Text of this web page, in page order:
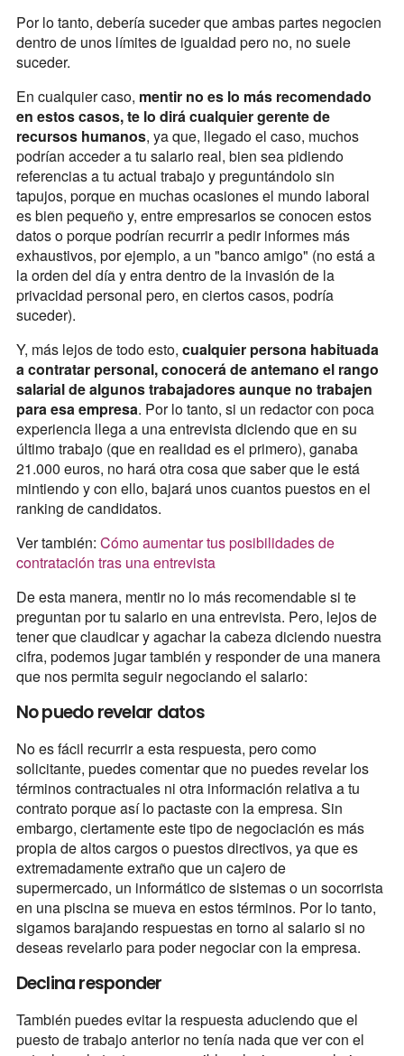
Por lo tanto, debería suceder que ambas partes negocien
dentro de unos límites de igualdad pero no, no suele
suceder.
En cualquier caso, mentir no es lo más recomendado
en estos casos, te lo dirá cualquier gerente de
recursos humanos, ya que, llegado el caso, muchos
podrían acceder a tu salario real, bien sea pidiendo
referencias a tu actual trabajo y preguntándolo sin
tapujos, porque en muchas ocasiones el mundo laboral
es bien pequeño y, entre empresarios se conocen estos
datos o porque podrían recurrir a pedir informes más
exhaustivos, por ejemplo, a un "banco amigo" (no está a
la orden del día y entra dentro de la invasión de la
privacidad personal pero, en ciertos casos, podría
suceder).
Y, más lejos de todo esto, cualquier persona habituada
a contratar personal, conocerá de antemano el rango
salarial de algunos trabajadores aunque no trabajen
para esa empresa. Por lo tanto, si un redactor con poca
experiencia llega a una entrevista diciendo que en su
último trabajo (que en realidad es el primero), ganaba
21.000 euros, no hará otra cosa que saber que le está
mintiendo y con ello, bajará unos cuantos puestos en el
ranking de candidatos.
Ver también: Cómo aumentar tus posibilidades de
contratación tras una entrevista
De esta manera, mentir no lo más recomendable si te
preguntan por tu salario en una entrevista. Pero, lejos de
tener que claudicar y agachar la cabeza diciendo nuestra
cifra, podemos jugar también y responder de una manera
que nos permita seguir negociando el salario:
No puedo revelar datos
No es fácil recurrir a esta respuesta, pero como
solicitante, puedes comentar que no puedes revelar los
términos contractuales ni otra información relativa a tu
contrato porque así lo pactaste con la empresa. Sin
embargo, ciertamente este tipo de negociación es más
propia de altos cargos o puestos directivos, ya que es
extremadamente extraño que un cajero de
supermercado, un informático de sistemas o un socorrista
en una piscina se mueva en estos términos. Por lo tanto,
sigamos barajando respuestas en torno al salario si no
deseas revelarlo para poder negociar con la empresa.
Declina responder
También puedes evitar la respuesta aduciendo que el
puesto de trabajo anterior no tenía nada que ver con el